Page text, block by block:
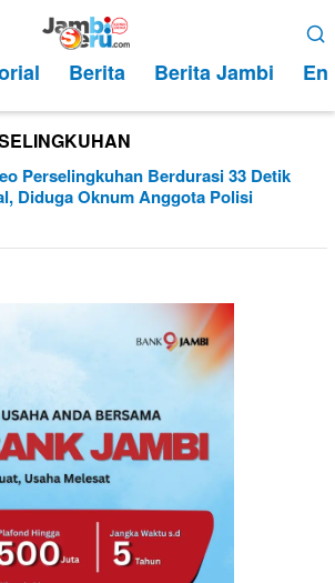
Berita Berita Jambi
Perselingkuhan Berdurasi 33 Detik
Diduga Oknum Anggota Polisi